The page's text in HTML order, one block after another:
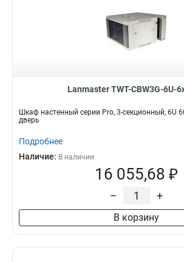
Lanmaster TWT-CBW3G-6U-
Шкаф настенный серии Pro, 3-секционный, 6U
дверь
Подробнее
Наличие: В наличии
16 055,68 ₽
– +
В корзину